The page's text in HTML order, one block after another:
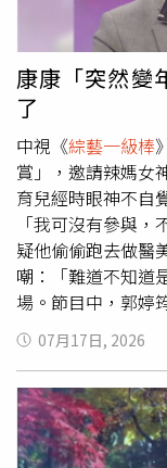
就要講『贛話』
》這集推出「
上節目當評審，他
時，其實背後有秘
麼有辦法寫出〈酒
自年輕時的「跟會
感就特別多，會一
被倒過會，那個人
康立刻神回：「
要想清楚！」。許
目宣傳。（圖／中
康康「突然
了
中視《綜藝一級棒
賞」，邀請辣媽女
育兒經時眼神不自
「我可沒有參與
疑他偷偷跑去做醫
嘲：「難道不知道
場。節目中，郭婷
後兩人卻對自己的
是覺得舞步沒有跳
人隨即請沈建豪親
韻律感，何妤玟、
氛超嗨掌聲不斷。
問題，是人的問題
07月17日, 2026